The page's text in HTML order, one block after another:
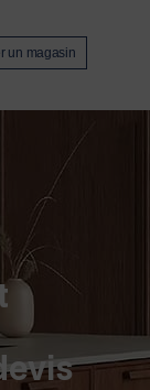
un magasin